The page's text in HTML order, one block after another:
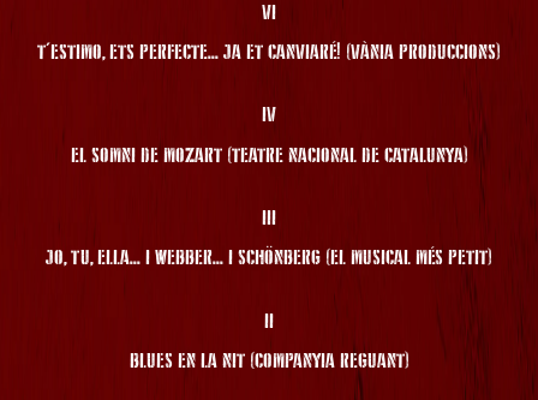
VI
T'ESTIMO, ETS PERFECTE... JA ET CANVIARÉ! (VÀNIA PRODUCCIONS)
IV
EL SOMNI DE MOZART (TEATRE NACIONAL DE CATALUNYA)
III
JO, TU, ELLA... I WEBBER... I SCHÖNBERG (EL MUSICAL MÉS PETIT)
II
BLUES EN LA NIT (COMPANYIA REGUANT)